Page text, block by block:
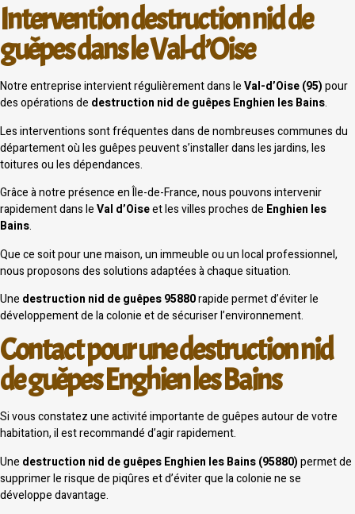
Intervention destruction nid de
guêpes dans le Val-d’Oise
Notre entreprise intervient régulièrement dans leVal-d’Oise (95)pour
des opérations de destruction nid de guêpes Enghien les Bains.
Les interventions sont fréquentes dans de nombreuses communes du
département où les guêpes peuvent s’installer dans les jardins, les
toitures ou les dépendances.
Grâce à notre présence en Île-de-France, nous pouvons intervenir
rapidement dans leVal d’Oiseet les villes proches de Enghien les
Bains.
Que ce soit pour une maison, un immeuble ou un local professionnel,
nous proposons des solutions adaptées à chaque situation.
Une destruction nid de guêpes 95880rapide permet d’éviter le
développement de la colonie et de sécuriser l’environnement.
Contact pour une destruction nid
de guêpes Enghien les Bains
Si vous constatez une activité importante de guêpes autour de votre
habitation, il est recommandé d’agir rapidement.
Une destruction nid de guêpes Enghien les Bains (95880)permet de
supprimer le risque de piqûres et d’éviter que la colonie ne se
développe davantage.